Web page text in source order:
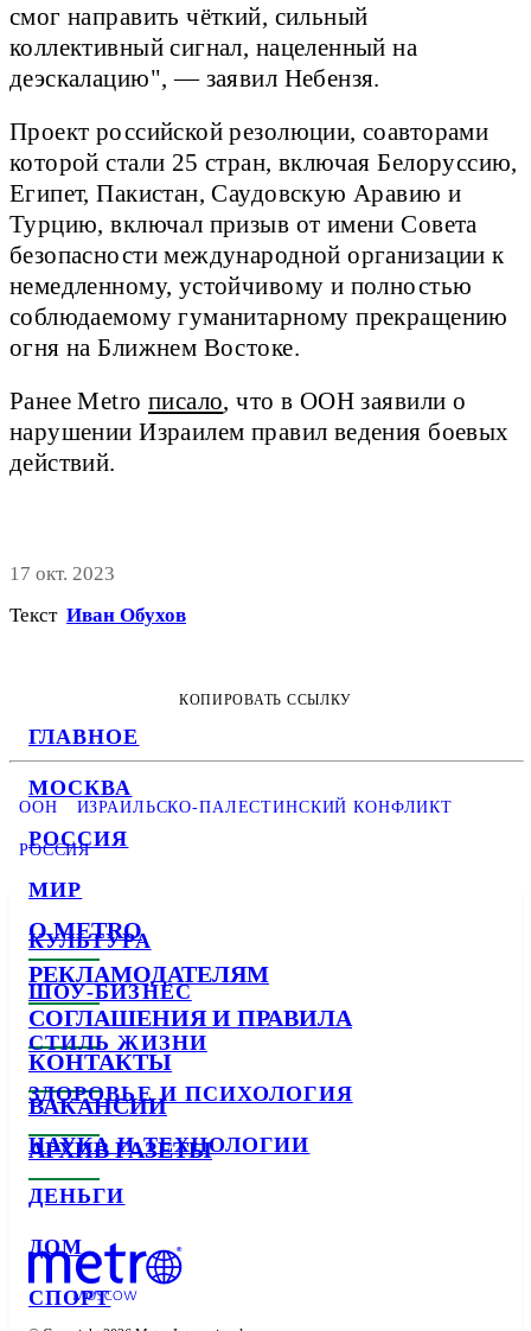
ГЛАВНОЕ
МОСКВА
РОССИЯ
МИР
КУЛЬТУРА
ШОУ-БИЗНЕС
СТИЛЬ ЖИЗНИ
ЗДОРОВЬЕ И ПСИХОЛОГИЯ
НАУКА И ТЕХНОЛОГИИ
ДЕНЬГИ
ДОМ
СПОРТ
смог направить чёткий, сильный
коллективный сигнал, нацеленный на
деэскалацию", — заявил Небензя.
Проект российской резолюции, соавторами
которой стали 25 стран, включая Белоруссию,
Египет, Пакистан, Саудовскую Аравию и
Турцию, включал призыв от имени Совета
безопасности международной организации к
немедленному, устойчивому и полностью
соблюдаемому гуманитарному прекращению
огня на Ближнем Востоке.
Ранее Metro писало, что в ООН заявили о
нарушении Израилем правил ведения боевых
действий.
17 окт. 2023
Текст Иван Обухов
КОПИРОВАТЬ ССЫЛКУ
ООН ИЗРАИЛЬСКО-ПАЛЕСТИНСКИЙ КОНФЛИКТ
РОССИЯ
О METRO
РЕКЛАМОДАТЕЛЯМ
СОГЛАШЕНИЯ И ПРАВИЛА
КОНТАКТЫ
ВАКАНСИИ
АРХИВ ГАЗЕТЫ